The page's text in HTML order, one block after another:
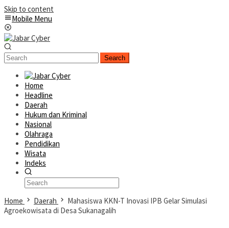
Skip to content
Mobile Menu
Search
Home
Headline
Daerah
Hukum dan Kriminal
Nasional
Olahraga
Pendidikan
Wisata
Indeks
Home Daerah
Mahasiswa KKN-T Inovasi IPB Gelar Simulasi
Agroekowisata di Desa Sukanagalih